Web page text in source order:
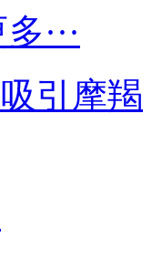
···
引摩羯